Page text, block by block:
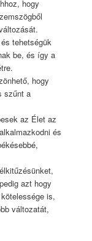
hogy
tehetségük
be, és így a
hogy
szűnt a
az Élet az
és
azt hogy
is,
változatát,